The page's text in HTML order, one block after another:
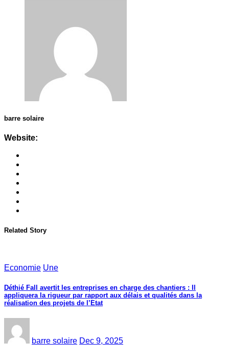
barre solaire
Website:
Related Story
Economie Une
Déthié Fall avertit les entreprises en charge des chantiers : Il
appliquera la rigueur par rapport aux délais et qualités dans la
réalisation des projets de l’Etat
barre solaire Dec 9, 2025